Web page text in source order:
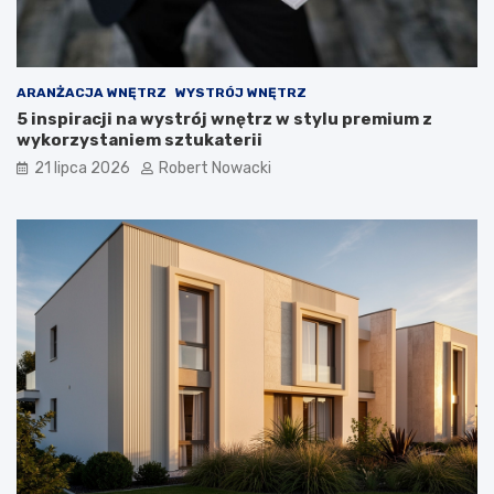
w
i
z
a
n
i
ARANŻACJA WNĘTRZ WYSTRÓJ WNĘTRZ
5 inspiracji na wystrój wnętrz w stylu premium z
wykorzystaniem sztukaterii
21 lipca 2026 Robert Nowacki